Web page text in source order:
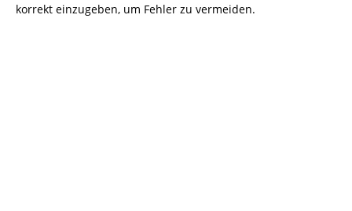
korrekt einzugeben, um Fehler zu vermeiden.